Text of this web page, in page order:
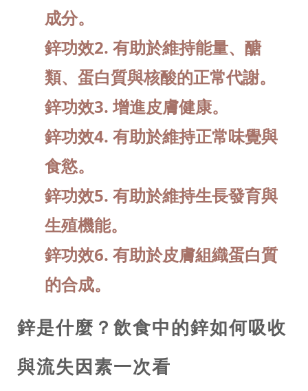
成分。
鋅功效2. 有助於維持能量、醣
類、蛋白質與核酸的正常代謝。
鋅功效3. 增進皮膚健康。
鋅功效4. 有助於維持正常味覺與
食慾。
鋅功效5. 有助於維持生長發育與
生殖機能。
鋅功效6. 有助於皮膚組織蛋白質
的合成。
鋅是什麼？飲食中的鋅如何吸收
與流失因素一次看